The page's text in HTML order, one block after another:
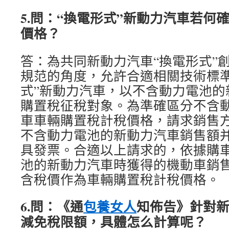
5.問：“換電形式”新動力汽車若何
價格？
答：為共同新動力汽車“換電形式”
規范的角度，允許合適相關技術標
式”新動力汽車，以不含動力電池
購置稅征稅對象。為準確區分不含
車車輛購置稅計稅價格，請求銷售
不含動力電池的新動力汽車銷售額
具發票。合適以上請求的，依據購
池的新動力汽車時獲得的機動車銷
含稅價作為車輛購置稅計稅價格。
6.問：《通包養女人知佈告》針對
減免稅限額，具體怎么計算呢？